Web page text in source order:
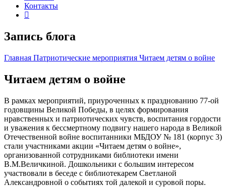
Контакты
Запись блога
Главная Патриотические мероприятия Читаем детям о войне
Читаем детям о войне
В рамках мероприятий, приуроченных к празднованию 77-ой
годовщины Великой Победы, в целях формирования
нравственных и патриотических чувств, воспитания гордости
и уважения к бессмертному подвигу нашего народа в Великой
Отечественной войне воспитанники МБДОУ № 181 (корпус 3)
стали участниками акции «Читаем детям о войне»,
организованной сотрудниками библиотеки имени
В.М.Величкиной. Дошкольники с большим интересом
участвовали в беседе с библиотекарем Светланой
Александровной о событиях той далекой и суровой поры.